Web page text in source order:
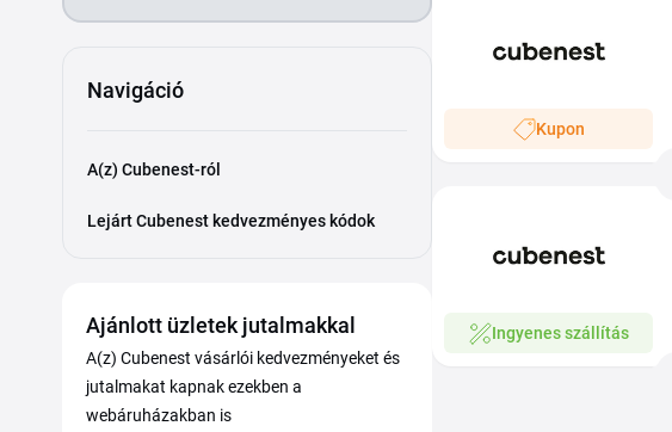
Navigáció
A(z) Cubenest-ról
Lejárt Cubenest kedvezményes kódok
Ajánlott üzletek jutalmakkal
A(z) Cubenest vásárlói kedvezményeket és
jutalmakat kapnak ezekben a
webáruházakban is
Kupon
Ingyenes szállítás